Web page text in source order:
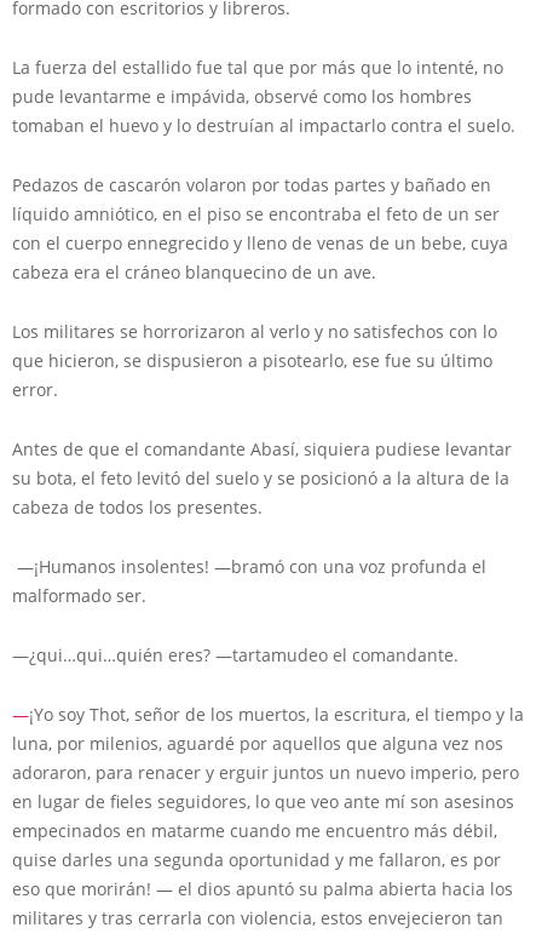
formado con escritorios y libreros.
La fuerza del estallido fue tal que por más que lo intenté, no
pude levantarme e impávida, observé como los hombres
tomaban el huevo y lo destruían al impactarlo contra el suelo.
Pedazos de cascarón volaron por todas partes y bañado en
líquido amniótico, en el piso se encontraba el feto de un ser
con el cuerpo ennegrecido y lleno de venas de un bebe, cuya
cabeza era el cráneo blanquecino de un ave.
Los militares se horrorizaron al verlo y no satisfechos con lo
que hicieron, se dispusieron a pisotearlo, ese fue su último
error.
Antes de que el comandante Abasí, siquiera pudiese levantar
su bota, el feto levitó del suelo y se posicionó a la altura de la
cabeza de todos los presentes.
—¡Humanos insolentes! —bramó con una voz profunda el
malformado ser.
—¿qui…qui…quién eres? —tartamudeo el comandante.
—¡Yo soy Thot, señor de los muertos, la escritura, el tiempo y la
luna, por milenios, aguardé por aquellos que alguna vez nos
adoraron, para renacer y erguir juntos un nuevo imperio, pero
en lugar de fieles seguidores, lo que veo ante mí son asesinos
empecinados en matarme cuando me encuentro más débil,
quise darles una segunda oportunidad y me fallaron, es por
eso que morirán! — el dios apuntó su palma abierta hacia los
militares y tras cerrarla con violencia, estos envejecieron tan